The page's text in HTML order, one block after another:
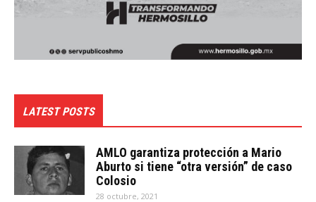
LATEST POSTS
AMLO garantiza protección a Mario
Aburto si tiene “otra versión” de caso
Colosio
28 octubre, 2021